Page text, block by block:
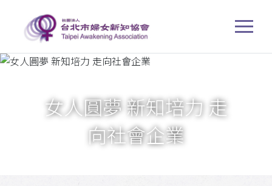
女人圓夢 新知培力 走
向社會企業